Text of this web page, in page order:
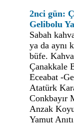
2nci gün:
Gelibolu
Sabah
ya da aynı
büfe.
Çanakkale
Eceabat -
Atatürk
Conkbayır
Anzak
Yamut